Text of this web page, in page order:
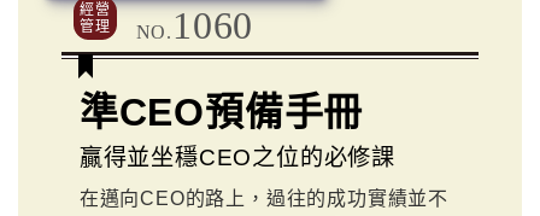
經營
管理
NO. 1060
準CEO預備手冊
贏得並坐穩CEO之位的必修課
在邁向CEO的路上，過往的成功實績並不